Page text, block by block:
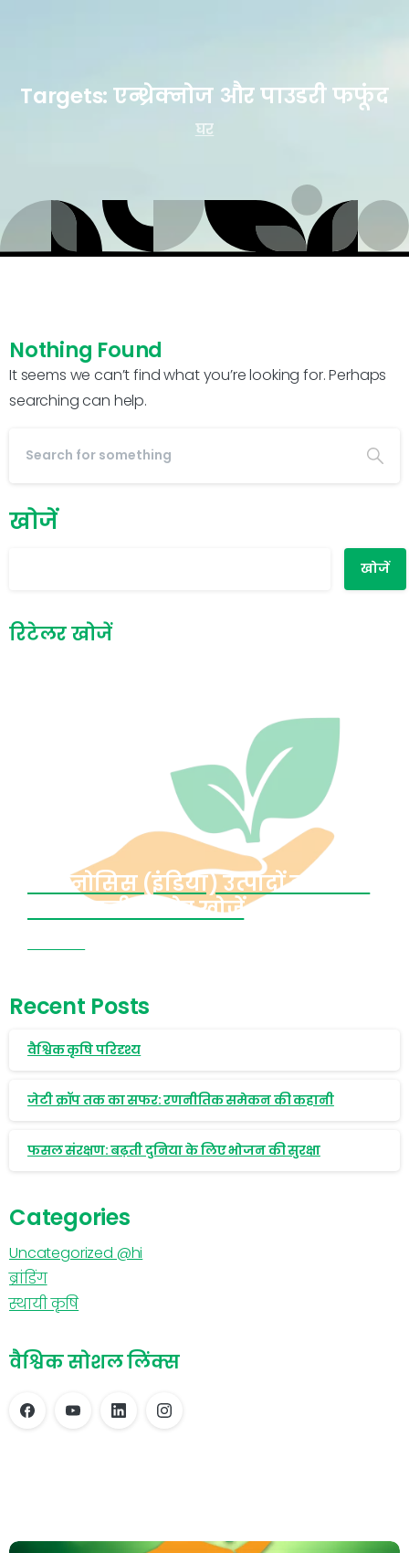
Targets: एन्थ्रेक्नोज औरपाउडरीफफूंद
घर
Nothing Found
It seems we can’t find what you’re looking for. Perhaps
searching can help.
खोजें
खोजें
रिटेलर खोजें
क्रॉपनोसिस (इंडिया) उत्पादों को बेचने
वाले स्थानीय स्टोर खोजें
Recent Posts
वैश्विक कृषि परिदृश्य
जेटी क्रॉप तक का सफर: रणनीतिक समेकन की कहानी
फसल संरक्षण: बढ़ती दुनिया के लिए भोजन की सुरक्षा
Categories
Uncategorized @hi
ब्रांडिंग
स्थायी कृषि
वैश्विक सोशल लिंक्स